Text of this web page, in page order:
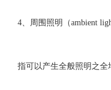
4、周围照明（ambient
指可以产生全般照明之全